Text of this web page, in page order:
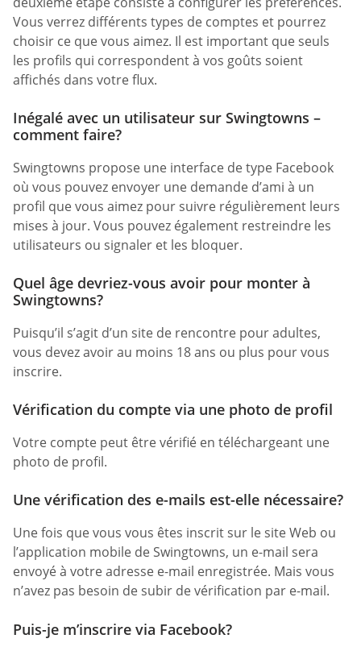
Vous verrez différents types de comptes et pourrez
choisir ce que vous aimez. Il est important que seuls
les profils qui correspondent à vos goûts soient
affichés dans votre flux.
Inégalé avec un utilisateur sur Swingtowns –
comment faire?
Swingtowns propose une interface de type Facebook
où vous pouvez envoyer une demande d’ami à un
profil que vous aimez pour suivre régulièrement leurs
mises à jour. Vous pouvez également restreindre les
utilisateurs ou signaler et les bloquer.
Quel âge devriez-vous avoir pour monter à
Swingtowns?
Puisqu’il s’agit d’un site de rencontre pour adultes,
vous devez avoir au moins 18 ans ou plus pour vous
inscrire.
Vérification du compte via une photo de profil
Votre compte peut être vérifié en téléchargeant une
photo de profil.
Une vérification des e-mails est-elle nécessaire?
Une fois que vous vous êtes inscrit sur le site Web ou
l’application mobile de Swingtowns, un e-mail sera
envoyé à votre adresse e-mail enregistrée. Mais vous
n’avez pas besoin de subir de vérification par e-mail.
Puis-je m’inscrire via Facebook?